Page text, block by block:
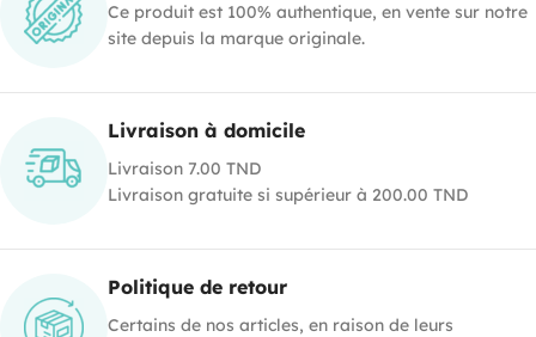
Ce produit est 100% authentique, en vente sur notre
site depuis la marque originale.
Livraison à domicile
Livraison 7.00 TND
Livraison gratuite si supérieur à 200.00 TND
Politique de retour
Certains de nos articles, en raison de leurs